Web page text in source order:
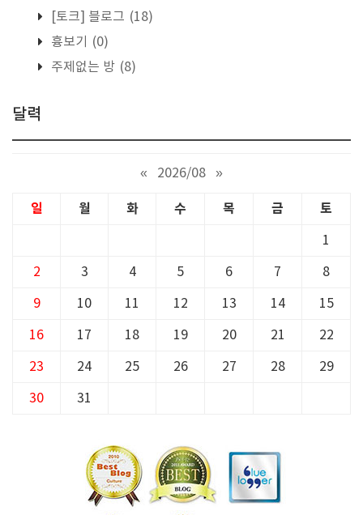
[토크] 블로그 (18)
흉보기
(0)
주제없는 방 (8)
달력
« 2026/08 »
일 월 화 수 목 금 토
1
2 3 4 5 6 7 8
9 10 11 12 13 14 15
16 17 18 19 20 21 22
23 24 25 26 27 28 29
30 31